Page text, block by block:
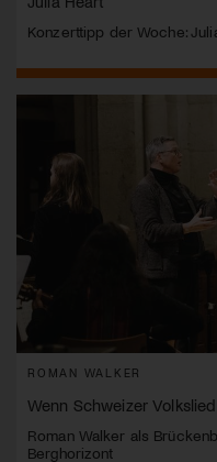
Konzerttipp der Woche:
ROMAN WALKER
Wenn Schweizer
Roman Walker als
Berghorizont